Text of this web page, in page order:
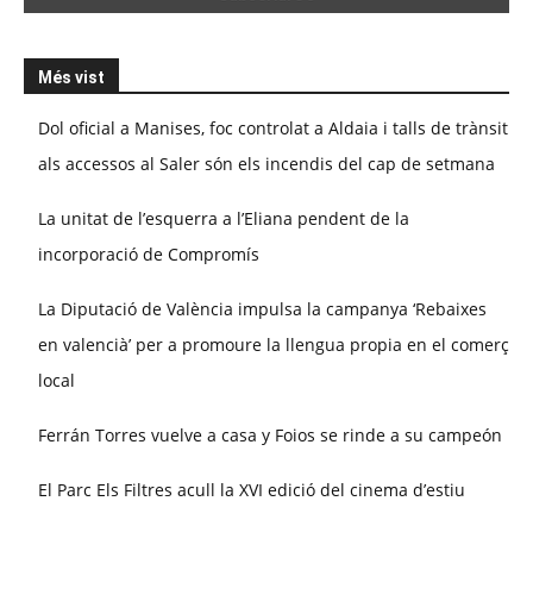
Més vist
Dol oficial a Manises, foc controlat a Aldaia i talls de trànsit
als accessos al Saler són els incendis del cap de setmana
La unitat de l’esquerra a l’Eliana pendent de la
incorporació de Compromís
La Diputació de València impulsa la campanya ‘Rebaixes
en valencià’ per a promoure la llengua propia en el comerç
local
Ferrán Torres vuelve a casa y Foios se rinde a su campeón
El Parc Els Filtres acull la XVI edició del cinema d’estiu